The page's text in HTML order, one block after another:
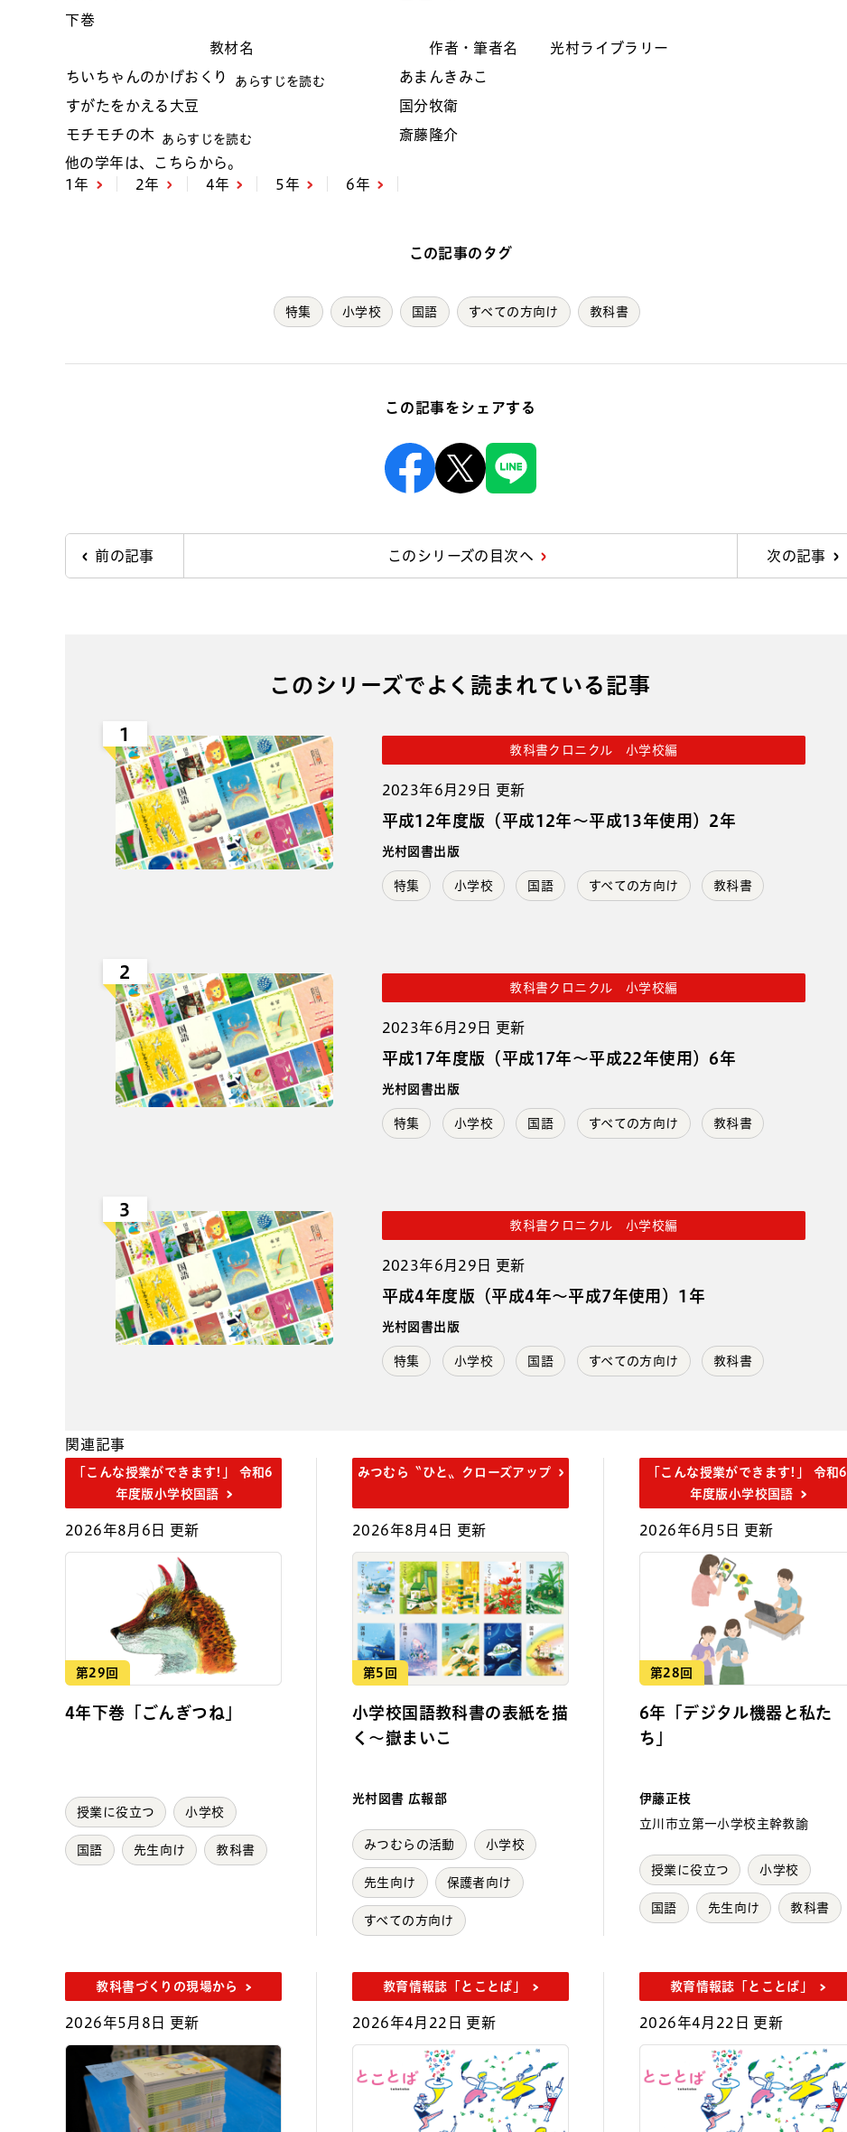
下巻
教材名
作者・筆者名
光村ライブラリー
ちいちゃんのかげおくり
あらすじを読む
あまんきみこ
すがたをかえる大豆
国分牧衛
モチモチの木
あらすじを読む
斎藤隆介
他の学年は、こちらから。
1年
2年 4年 5年 6年
この記事のタグ
特集 小学校 国語 すべての方向け 教科書
この記事をシェアする
このシリーズの目次へ
前の記事 次の記事
このシリーズでよく読まれている記事
1
教科書クロニクル 小学校編
2023年6月29日 更新
平成12年度版（平成12年～平成13年使用）2年
光村図書出版
特集 小学校 国語 すべての方向け 教科書
2
教科書クロニクル 小学校編
2023年6月29日 更新
平成17年度版（平成17年～平成22年使用）6年
光村図書出版
特集 小学校 国語 すべての方向け 教科書
3
教科書クロニクル 小学校編
2023年6月29日 更新
平成4年度版（平成4年～平成7年使用）1年
光村図書出版
特集 小学校 国語 すべての方向け 教科書
関連記事
「こんな授業ができます!」 令和6
年度版小学校国語
2026年8月6日 更新
第29回
4年下巻「ごんぎつね」
授業に役立つ 小学校
国語 先生向け 教科書
みつむら〝ひと〟クローズアップ
2026年8月4日 更新
第5回
小学校国語教科書の表紙を描
く～嶽まいこ
光村図書 広報部
みつむらの活動 小学校
先生向け 保護者向け
すべての方向け
「こんな授業ができます!」 令和6
年度版小学校国語
2026年6月5日 更新
第28回
6年「デジタル機器と私た
ち」
伊藤正枝
立川市立第一小学校主幹教諭
授業に役立つ 小学校
国語 先生向け 教科書
教科書づくりの現場から
2026年5月8日 更新
教育情報誌「とことば」
2026年4月22日 更新
教育情報誌「とことば」
2026年4月22日 更新